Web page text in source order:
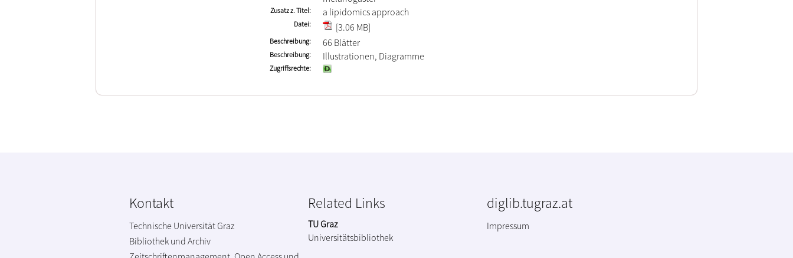
Zusatz z. Titel a lipidomics approach
Datei [3.06 MB]
Beschreibung 66 Blätter
Beschreibung Illustrationen, Diagramme
Zugriffsrechte
Kontakt
Technische Universität Graz
Bibliothek und Archiv
Related Links
TU Graz
Universitätsbibliothek
diglib.tugraz.at
Impressum